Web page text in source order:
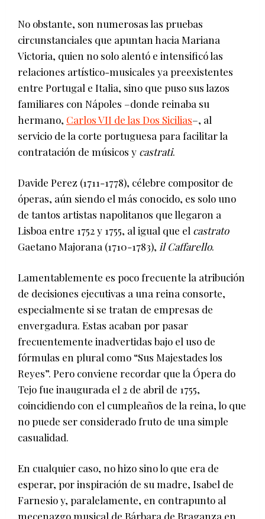
No obstante, son numerosas las pruebas
circunstanciales que apuntan hacia Mariana
Victoria, quien no solo alentó e intensificó las
relaciones artístico-musicales ya preexistentes
entre Portugal e Italia, sino que puso sus lazos
familiares con Nápoles –donde reinaba su
hermano, Carlos VII de las Dos Sicilias–, al
servicio de la corte portuguesa para facilitar la
contratación de músicos y castrati.
Davide Perez (1711-1778), célebre compositor de
óperas, aún siendo el más conocido, es solo uno
de tantos artistas napolitanos que llegaron a
Lisboa entre 1752 y 1755, al igual que el castrato
Gaetano Majorana (1710-1783), il Caffarello.
Lamentablemente es poco frecuente la atribución
de decisiones ejecutivas a una reina consorte,
especialmente si se tratan de empresas de
envergadura. Estas acaban por pasar
frecuentemente inadvertidas bajo el uso de
fórmulas en plural como “Sus Majestades los
Reyes”. Pero conviene recordar que la Ópera do
Tejo fue inaugurada el 2 de abril de 1755,
coincidiendo con el cumpleaños de la reina, lo que
no puede ser considerado fruto de una simple
casualidad.
En cualquier caso, no hizo sino lo que era de
esperar, por inspiración de su madre, Isabel de
Farnesio y, paralelamente, en contrapunto al
mecenazgo musical de Bárbara de Braganza en